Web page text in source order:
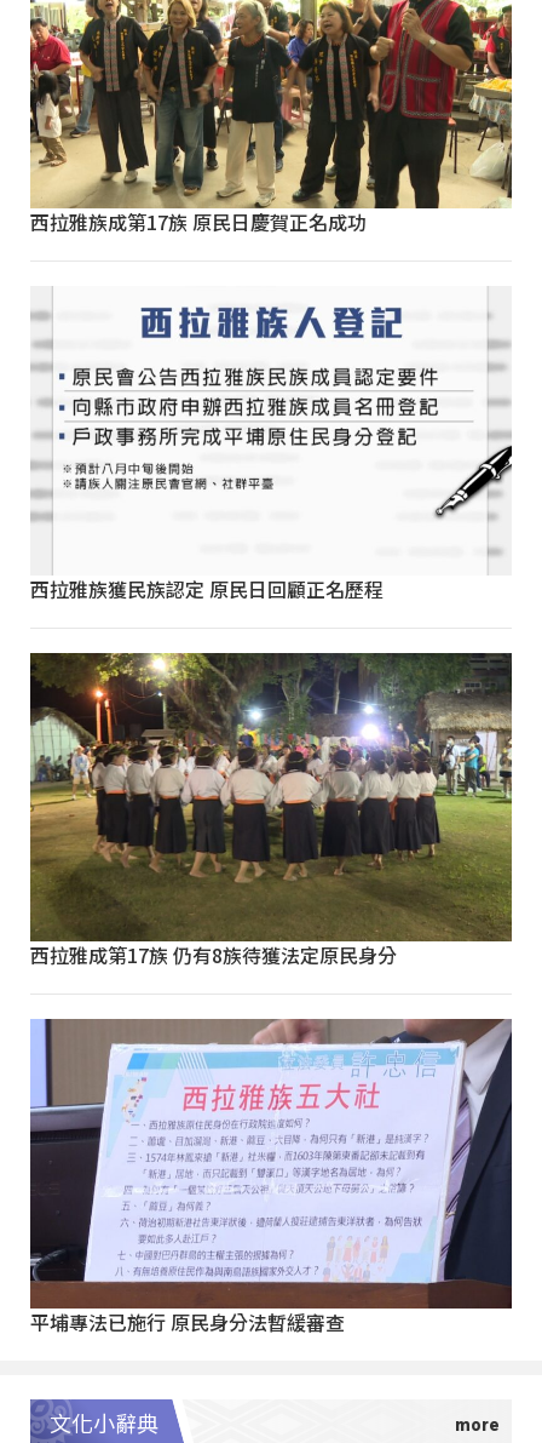
西拉雅族成第17族 原民日慶賀正名成功
西拉雅族獲民族認定 原民日回顧正名歷程
西拉雅成第17族 仍有8族待獲法定原民身分
平埔專法已施行 原民身分法暫緩審查
文化小辭典